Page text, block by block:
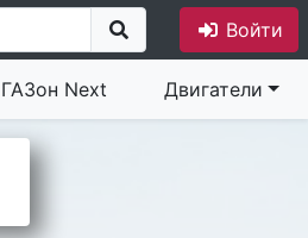
Войти
Next Двигатели